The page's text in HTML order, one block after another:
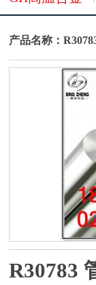
产品名称：
R30783